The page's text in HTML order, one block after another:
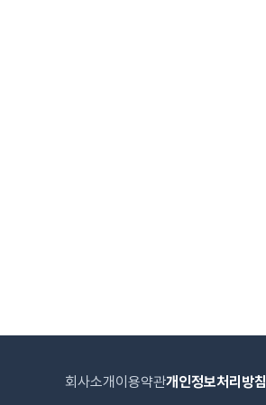
회사소개 이용약관개인정보처리방침